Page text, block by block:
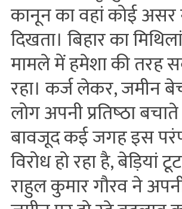
कानून का वहां कोई असर
दिखता। बिहार का
मामले में हमेशा की
रहा। कर्ज लेकर, जमीन
लोग अपनी प्रतिष्‍ठा
बावजूद कई जगह इस
विरोध हो रहा है, बेड़ियां
राहुल कुमार गौरव ने अपनी